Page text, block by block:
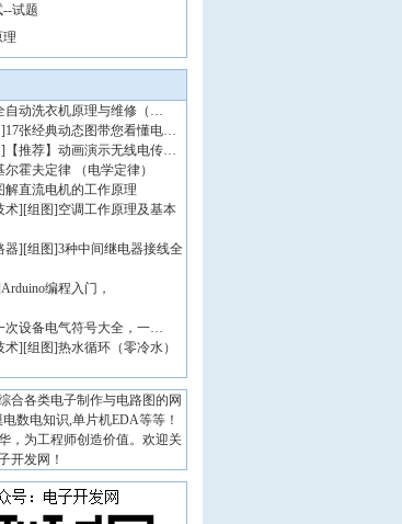
试题
理
自动洗衣机原理与维修（…
17张经典动态图带您看懂电…
【推荐】动画演示无线电传…
尔霍夫定律 （电学定律）
解直流电机的工作原理
术][组图]空调工作原理及基本
器][组图]3种中间继电器接线全
Arduino编程入门，
次设备电气符号大全，一…
术][组图]热水循环（零冷水）
合各类电子制作与电路图的网
数电知识,单片机EDA等等！
，为工程师创造价值。欢迎关
开发网！